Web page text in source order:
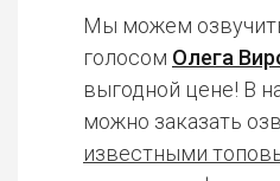
Мы можем
голосом Олега
выгодной цене! В
можно заказать
известными